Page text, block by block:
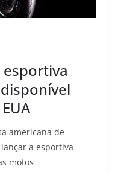
esportiva
americana de
a esportiva
motos